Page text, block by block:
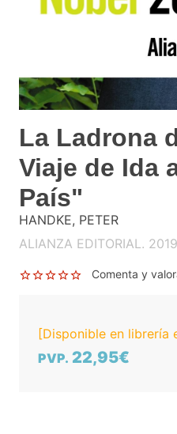
La Ladrona
Viaje de Ida
País"
HANDKE, PETER
ALIANZA EDITORIAL. 2019
Comenta y
[Disponible en librería
PVP. 22,95€